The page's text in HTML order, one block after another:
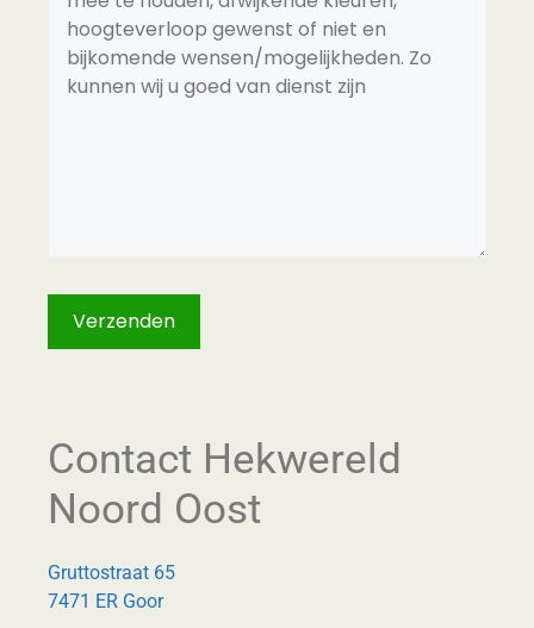
Contact Hekwereld
Noord Oost
Gruttostraat 65
7471 ER Goor